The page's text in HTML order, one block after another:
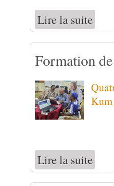
Lire la suite
Formation
Kum
Lire la suite